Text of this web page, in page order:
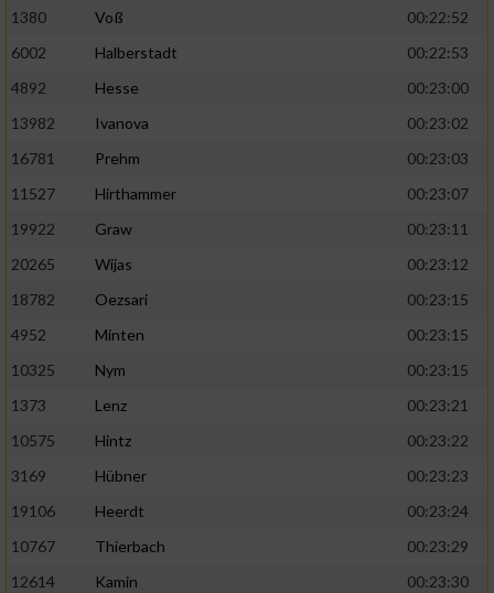
1380
Voß
00:22:52
6002
Halberstadt
00:22:53
4892
Hesse
00:23:00
13982
Ivanova
00:23:02
16781
Prehm
00:23:03
11527
Hirthammer
00:23:07
19922
Graw
00:23:11
20265
Wijas
00:23:12
18782
Oezsari
00:23:15
4952
Minten
00:23:15
10325
Nym
00:23:15
1373
Lenz
00:23:21
10575
Hintz
00:23:22
3169
Hübner
00:23:23
19106
Heerdt
00:23:24
10767
Thierbach
00:23:29
12614
Kamin
00:23:30